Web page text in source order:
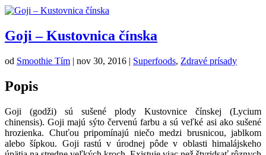
Goji – Kustovnica čínska
od Smoothie Tím | nov 30, 2016 | Superfoods, Zdravé prísady
Popis
Goji (godži) sú sušené plody Kustovnice čínskej (Lycium
chinensis). Goji majú sýto červenú farbu a sú veľké asi ako sušené
hrozienka. Chuťou pripomínajú niečo medzi brusnicou, jablkom
alebo šípkou. Goji rastú v úrodnej pôde v oblasti himalájskeho